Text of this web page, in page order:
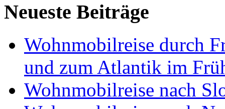
Neueste Beiträge
Wohnmobilreise durch
und zum Atlantik im
Wohnmobilreise nach